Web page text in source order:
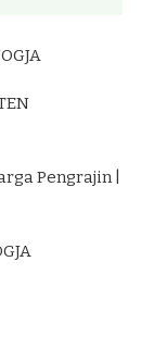
Pengrajin |